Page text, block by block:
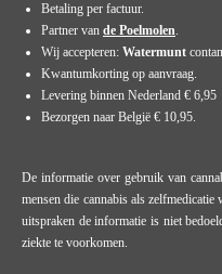
Betaling per factuur.
Partner van de Poelmolen.
Wij accepteren: Watermunt
Kwantumkorting op aanvraag.
Levering binnen Nederland € 6,95
Bezorgen naar België € 10,95.
De informatie over gebruik van
mensen die cannabis als
uitspraken de informatie is niet
ziekte te voorkomen.